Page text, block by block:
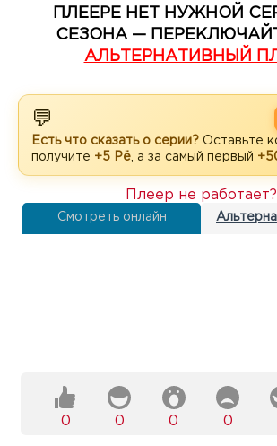
ПЛЕЕРЕ НЕТ НУЖНОЙ
СЕЗОНА —
АЛЬТЕРНАТИВНЫЙ
💬
Есть что сказать о серии? Оставьте
получите +5 Рё , а за самый первый
Смотреть онлайн
Плеер не работает?
0 0 0 0